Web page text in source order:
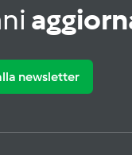
newsletter